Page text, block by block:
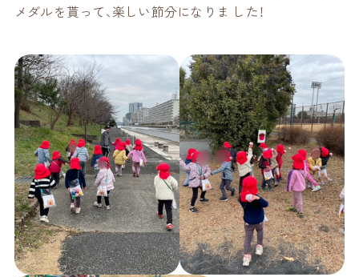
メダルを貰って、楽しい節分になりま した！